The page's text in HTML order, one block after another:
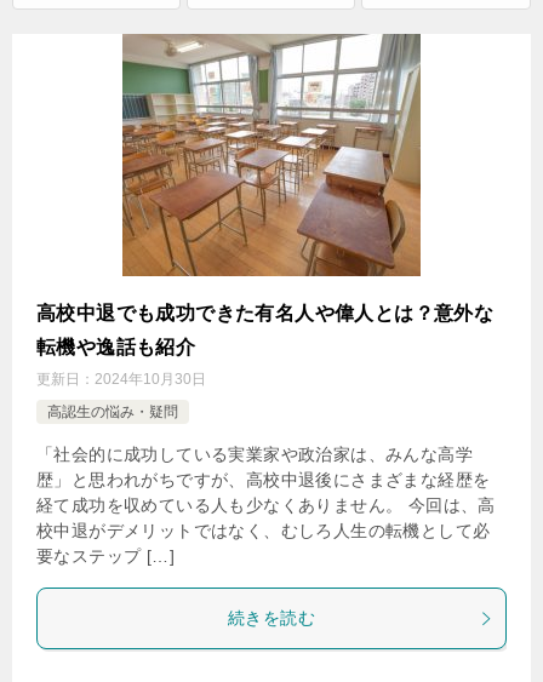
高校中退でも成功できた有名人や偉人とは？意外な
転機や逸話も紹介
更新日： 2024年10月30日
高認生の悩み・疑問
「社会的に成功している実業家や政治家は、みんな高学
歴」と思われがちですが、高校中退後にさまざまな経歴を
経て成功を収めている人も少なくありません。 今回は、高
校中退がデメリットではなく、むしろ人生の転機として必
要なステップ […]
続きを読む